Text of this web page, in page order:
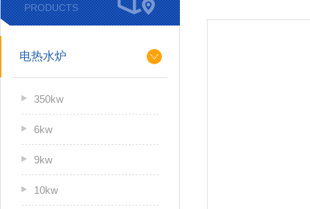
PRODUCTS
电热水炉
350kw
6kw
9kw
10kw